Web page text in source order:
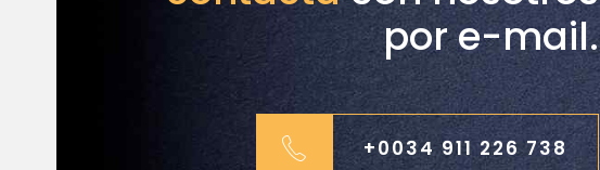
por e-mail.
+0034 911 226 738